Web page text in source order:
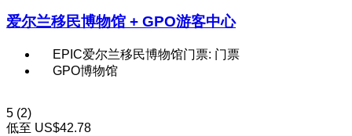
爱尔兰移民博物馆 + GPO游客中心
EPIC爱尔兰移民博物馆门票: 门票
GPO博物馆
5 (2)
低至 US$42.78